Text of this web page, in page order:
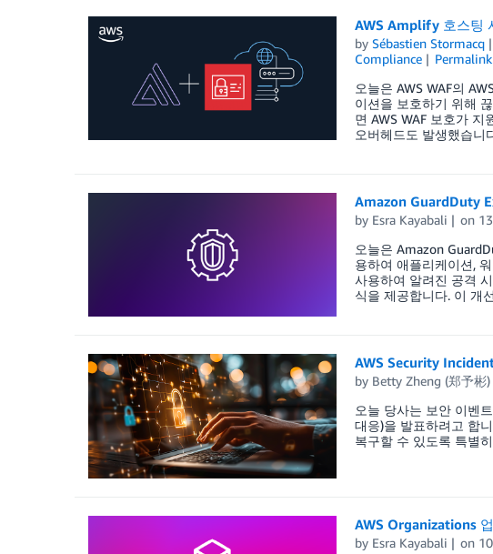
AWS Amplify 호스팅
by Sébastien Stormacq
Compliance
Permalink
오늘은 AWS WAF의
이션을 보호하기 위해
면 AWS WAF 보호가
오버헤드도 발생했습
Amazon GuardDuty
by Esra Kayabali on
오늘은 Amazon
용하여 애플리케이션,
사용하여 알려진 공격
식을 제공합니다. 이 개
AWS Security
by Betty Zheng (郑予彬)
오늘 당사는 보안 이벤
대응)을 발표하려고 합
복구할 수 있도록 특별
AWS Organizations
by Esra Kayabali on